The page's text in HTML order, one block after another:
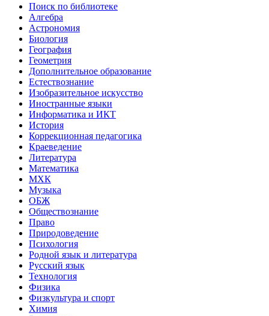
Поиск по библиотеке
Алгебра
Астрономия
Биология
География
Геометрия
Дополнительное образование
Естествознание
Изобразительное искусство
Иностранные языки
Информатика и ИКТ
История
Коррекционная педагогика
Краеведение
Литература
Математика
МХК
Музыка
ОБЖ
Обществознание
Право
Природоведение
Психология
Родной язык и литература
Русский язык
Технология
Физика
Физкультура и спорт
Химия